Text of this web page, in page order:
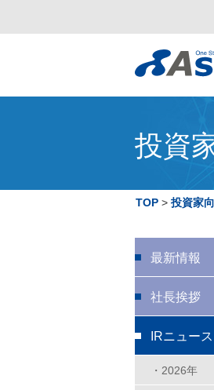
投資
TOP 投資家
最新情報
社長挨拶
IRニュース
・2026年